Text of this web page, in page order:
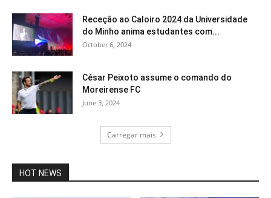
Receção ao Caloiro 2024 da Universidade
do Minho anima estudantes com...
October 6, 2024
César Peixoto assume o comando do
Moreirense FC
June 3, 2024
Carregar mais
HOT NEWS